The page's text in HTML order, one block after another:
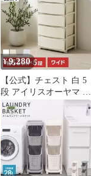
¥9,280
【公式】チェスト 白 5
段 アイリスオーヤマ ラ
ンドリーチェスト 収納
ケース 収納ボックス リ
ビングチェスト 衣服収
納 幅53cm 大容量 組立
簡単 一人暮らし CLN-
545